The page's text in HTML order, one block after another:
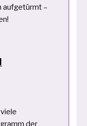
aufgetürmt –
der